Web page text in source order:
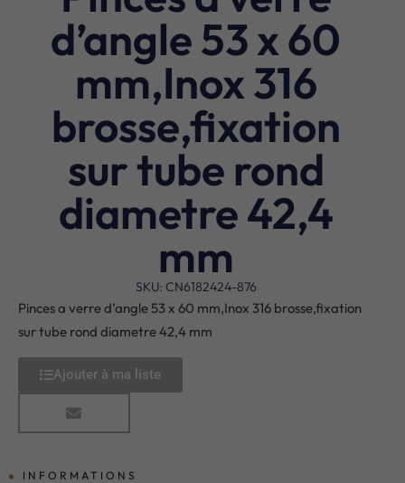
d’angle 53 x 60
mm,Inox 316
brosse,fixation
sur tube rond
diametre 42,4
mm
SKU: CN6182424-876
Pinces a verre d’angle 53 x 60 mm,Inox 316 brosse,fixation
sur tube rond diametre 42,4 mm
Ajouter à ma liste
INFORMATIONS